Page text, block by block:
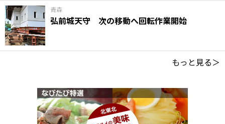
青森
弘前城天守 次の移動へ回転作業開始
もっと見る＞